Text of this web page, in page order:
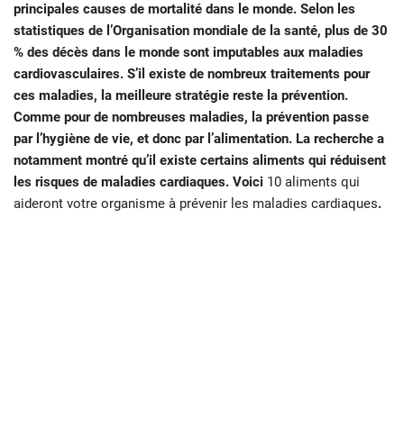
principales causes de mortalité dans le monde. Selon les
statistiques de l’Organisation mondiale de la santé, plus de 30
% des décès dans le monde sont imputables aux maladies
cardiovasculaires. S’il existe de nombreux traitements pour
ces maladies, la meilleure stratégie reste la prévention.
Comme pour de nombreuses maladies, la prévention passe
par l’hygiène de vie, et donc par l’alimentation. La recherche a
notamment montré qu’il existe certains aliments qui réduisent
les risques de maladies cardiaques. Voici 10 aliments qui
aideront votre organisme à prévenir les maladies cardiaques.